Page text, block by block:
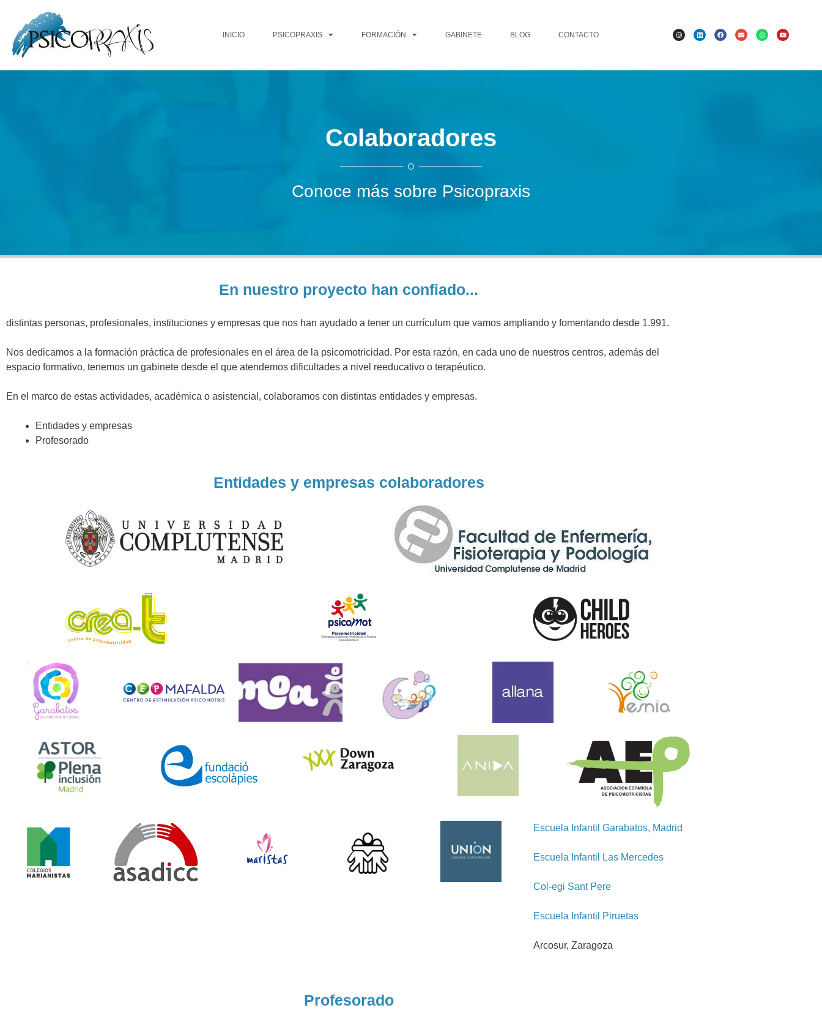
INICIO PSICOPRAXIS FORMACIÓN GABINETE BLOG CONTACTO
Colaboradores
Conoce más sobre Psicopraxis
En nuestro proyecto han confiado...
distintas personas, profesionales, instituciones y empresas que nos han ayudado a tener un currículum que vamos ampliando y fomentando desde 1.991.
Nos dedicamos a la formación práctica de profesionales en el área de la psicomotricidad. Por esta razón, en cada uno de nuestros centros, además del
espacio formativo, tenemos un gabinete desde el que atendemos dificultades a nivel reeducativo o terapéutico.
En el marco de estas actividades, académica o asistencial, colaboramos con distintas entidades y empresas.
Entidades y empresas
Profesorado
Entidades y empresas colaboradores
Escuela Infantil Garabatos, Madrid
Escuela Infantil Las Mercedes
Col-egi Sant Pere
Escuela Infantil Piruetas
Arcosur, Zaragoza
Profesorado